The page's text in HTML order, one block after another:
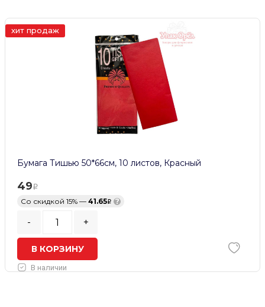
хит продаж
Бумага Тишью 50*66см, 10 листов, Красный
49
Со скидкой 15% — 41.65 ?
- +
В КОРЗИНУ
В наличии